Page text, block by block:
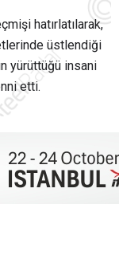
hatırlatılarak,
üstlendiği
yürüttüğü insani
etti.